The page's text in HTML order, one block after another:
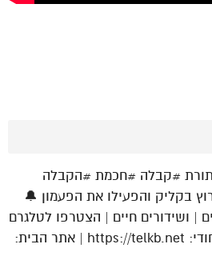
#קבלה #חכמת #הקבלה
בקליק והפעילו את הפעמון 🔔
| ושידורים חיים | הצטרפו לטלגרם
לעדכונים נבחרים ותוכן יחודי: https://telkb.net | אתר הבית: